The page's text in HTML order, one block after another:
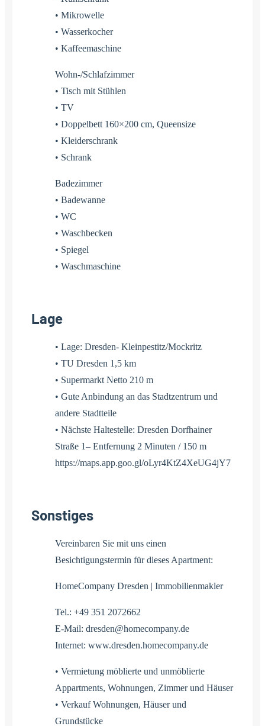
• Mikrowelle
• Wasserkocher
• Kaffeemaschine
Wohn-/Schlafzimmer
• Tisch mit Stühlen
• TV
• Doppelbett 160×200 cm, Queensize
• Kleiderschrank
• Schrank
Badezimmer
• Badewanne
• WC
• Waschbecken
• Spiegel
• Waschmaschine
Lage
• Lage: Dresden- Kleinpestitz/Mockritz
• TU Dresden 1,5 km
• Supermarkt Netto 210 m
• Gute Anbindung an das Stadtzentrum und
andere Stadtteile
• Nächste Haltestelle: Dresden Dorfhainer
Straße 1– Entfernung 2 Minuten / 150 m
https://maps.app.goo.gl/oLyr4KtZ4XeUG4jY7
Sonstiges
Vereinbaren Sie mit uns einen
Besichtigungstermin für dieses Apartment:
HomeCompany Dresden | Immobilienmakler
Tel.: +49 351 2072662
E-Mail: dresden@homecompany.de
Internet: www.dresden.homecompany.de
• Vermietung möblierte und unmöblierte
Appartments, Wohnungen, Zimmer und Häuser
• Verkauf Wohnungen, Häuser und
Grundstücke